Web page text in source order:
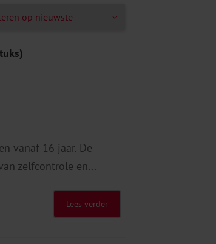
vanaf 16 jaar. De
zelfcontrole en...
Lees verder